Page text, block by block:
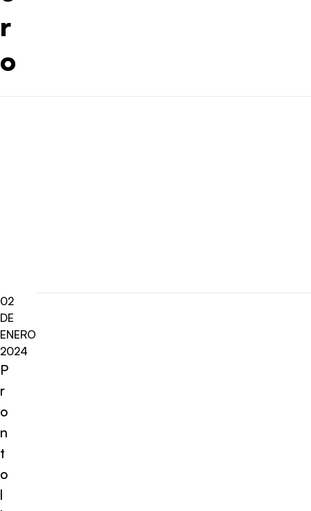
r
o
02
DE
ENERO
2024
P
r
o
n
t
o
l